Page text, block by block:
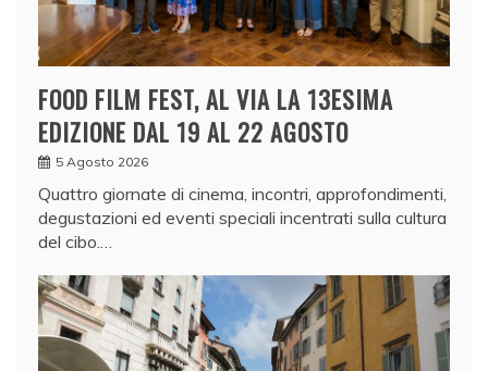
FOOD FILM FEST, AL VIA LA 13ESIMA
EDIZIONE DAL 19 AL 22 AGOSTO
5 Agosto 2026
Quattro giornate di cinema, incontri, approfondimenti,
degustazioni ed eventi speciali incentrati sulla cultura
del cibo.…